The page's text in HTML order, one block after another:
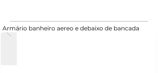
Armário banheiro aereo e debaixo de bancada